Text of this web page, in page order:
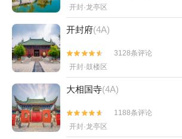
开封·龙亭区
开封府(4A)


3128条评论
开封·鼓楼区
大相国寺(4A)


1188条评论
开封·龙亭区